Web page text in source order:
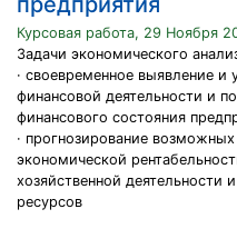
Курсовая работа, 29 Ноября
Задачи экономического
· своевременное выявление и
финансовой деятельности и
финансового состояния
· прогнозирование
экономической
хозяйственной деятельности
ресурсов